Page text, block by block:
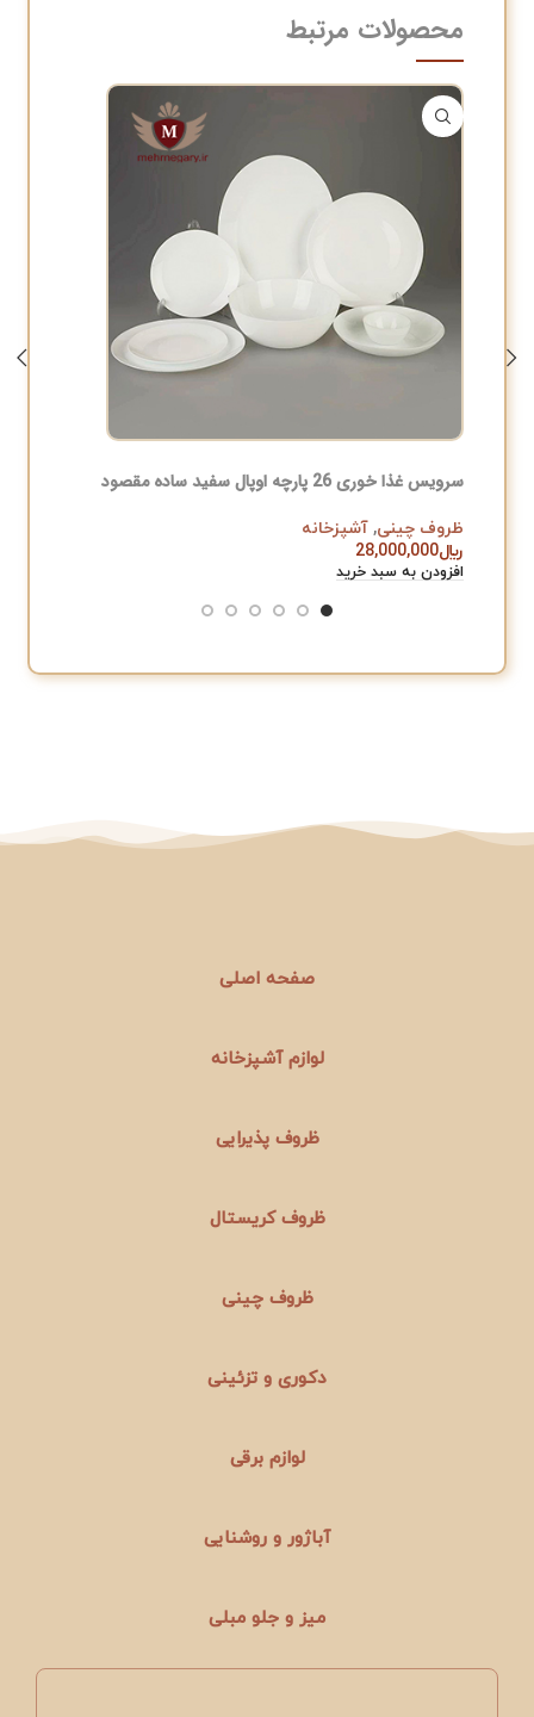
محصولات مرتبط
سرویس غذا خوری 26 پارچه اوپال سفید ساده مقصود
ظروف چینی, آشپزخانه
﷼28,000,000
افزودن به سبد خرید
صفحه اصلی
لوازم آشپزخانه
ظروف پذیرایی
ظروف کریستال
ظروف چینی
دکوری و تزئینی
لوازم برقی
آباژور و روشنایی
میز و جلو مبلی